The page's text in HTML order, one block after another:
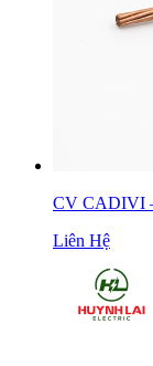
CV CADIVI
Liên Hệ